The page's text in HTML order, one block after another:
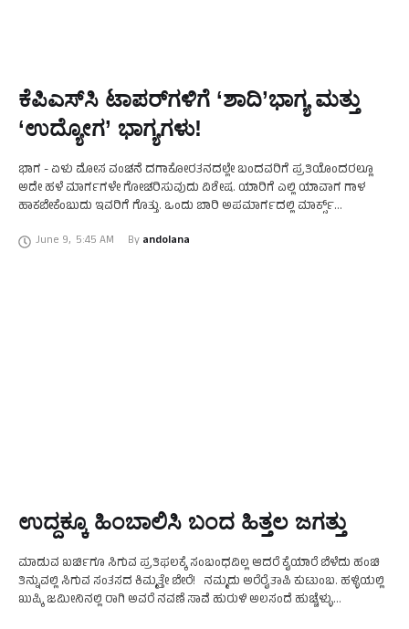
ಕೆಪಿಎಸ್‌ಸಿ ಟಾಪರ್‌ಗಳಿಗೆ ‘ಶಾದಿ’ಭಾಗ್ಯ ಮತ್ತು
‘ಉದ್ಯೋಗ’ ಭಾಗ್ಯಗಳು!
ಭಾಗ - ಏಳು ಮೋಸ ವಂಚನೆ ದಗಾಕೋರತನದಲ್ಲೇ ಬಂದವರಿಗೆ ಪ್ರತಿಯೊಂದರಲ್ಲೂ
ಅದೇ ಹಳೆ ಮಾರ್ಗಗಳೇ ಗೋಚರಿಸುವುದು ವಿಶೇಷ. ಯಾರಿಗೆ ಎಲ್ಲಿ ಯಾವಾಗ ಗಾಳ
ಹಾಕಬೇಕೆಂಬುದು ಇವರಿಗೆ ಗೊತ್ತು. ಒಂದು ಬಾರಿ ಅಪಮಾರ್ಗದಲ್ಲಿ ಮಾರ್ಕ್ಸ್
June 9, 5:45 AM By andolana
ಉದ್ದಕ್ಕೂ ಹಿಂಬಾಲಿಸಿ ಬಂದ ಹಿತ್ತಲ ಜಗತ್ತು
ಮಾಡುವ ಖರ್ಚಿಗೂ ಸಿಗುವ ಪ್ರತಿಫಲಕ್ಕೆ ಸಂಬಂಧವಿಲ್ಲ ಆದರೆ ಕೈಯಾರೆ ಬೆಳೆದು ಹಂಚಿ
ತಿನ್ನುವಲ್ಲಿ ಸಿಗುವ ಸಂತಸದ ಕಿಮ್ಮತ್ತೇ ಬೇರೆ! ನಮ್ಮದು ಅರೆರೈತಾಪಿ ಕುಟುಂಬ. ಹಳ್ಳಿಯಲ್ಲಿ
ಖುಷ್ಕಿ ಜಮೀನಿನಲ್ಲಿ ರಾಗಿ ಅವರೆ ನವಣೆ ಸಾವೆ ಹುರುಳಿ ಅಲಸಂದೆ ಹುಚ್ಚೆಳ್ಳು